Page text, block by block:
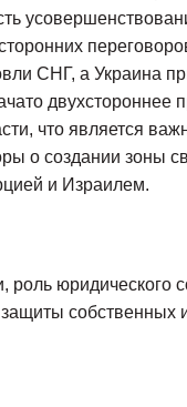
СНГ, а Украина
двухстороннее
что является
о создании зоны
и Израилем.
юридического
защиты